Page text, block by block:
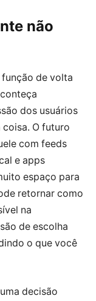
não
de volta
dos usuários
coisa. O futuro
com feeds
e apps
espaço para
retornar como
na
de escolha
o que você
decisão